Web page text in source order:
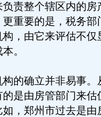
责整个辖区内的
更重要的是，税务
，由它来评估不
。
确立并非易事。
是由房管部门来
，郑州市过去是